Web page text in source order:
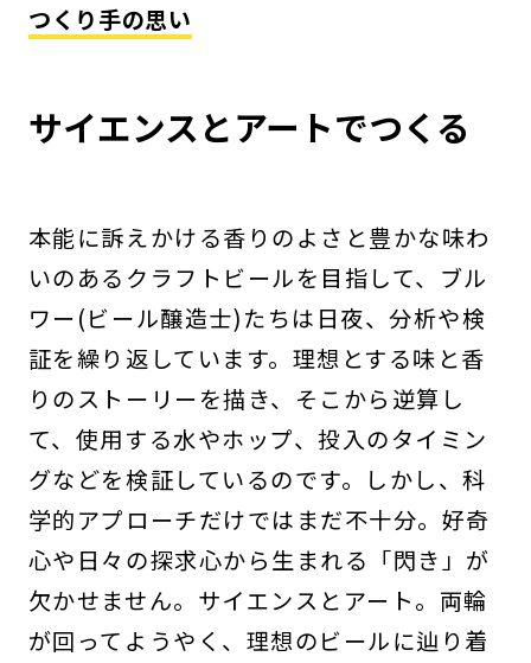
つくり手の思い
サイエンスとアートでつくる
本能に訴えかける香りのよさと豊かな味わ
いのあるクラフトビールを目指して、ブル
ワー(ビール醸造士)たちは日夜、分析や検
証を繰り返しています。理想とする味と香
りのストーリーを描き、そこから逆算し
て、使用する水やホップ、投入のタイミン
グなどを検証しているのです。しかし、科
学的アプローチだけではまだ不十分。好奇
心や日々の探求心から生まれる「閃き」が
欠かせません。サイエンスとアート。両輪
が回ってようやく、理想のビールに辿り着